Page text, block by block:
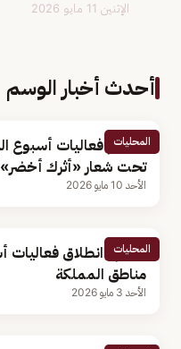
الإثنين 11 مايو 2026
أحدث أخبار الوسم
المحليات
تحت شعار «أثرك أخضر»
الأحد 10 مايو 2026
المحليات
مناطق المملكة
الأحد 3 مايو 2026